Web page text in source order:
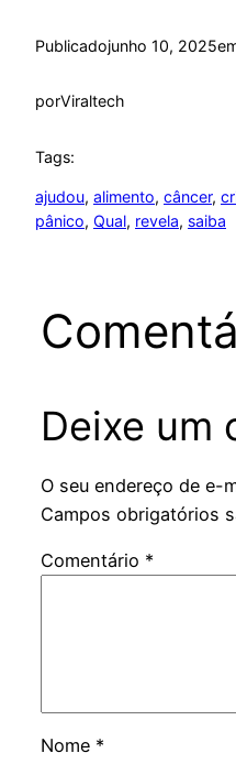
Publicadojunho 10, 2025
porViraltech
Tags:
ajudou, alimento, câncer,
pânico, Qual, revela, saiba
Deixe um
O seu endereço de e-
Campos obrigatórios
Comentário *
Nome *